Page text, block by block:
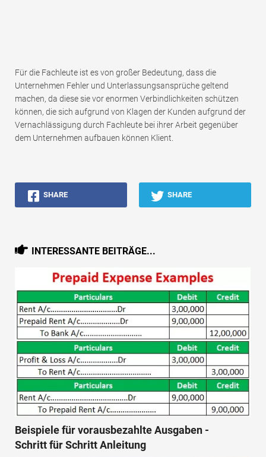
Für die Fachleute ist es von großer Bedeutung, dass die
Unternehmen Fehler und Unterlassungsansprüche geltend
machen, da diese sie vor enormen Verbindlichkeiten schützen
können, die sich aufgrund von Klagen der Kunden aufgrund der
Vernachlässigung durch Fachleute bei ihrer Arbeit gegenüber
dem Unternehmen aufbauen können Klient.
SHARE SHARE
INTERESSANTE BEITRÄGE...
Beispiele für vorausbezahlte Ausgaben -
Schritt für Schritt Anleitung